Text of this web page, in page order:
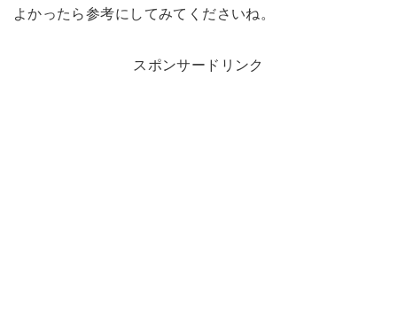
よかったら参考にしてみてくださいね。
スポンサードリンク